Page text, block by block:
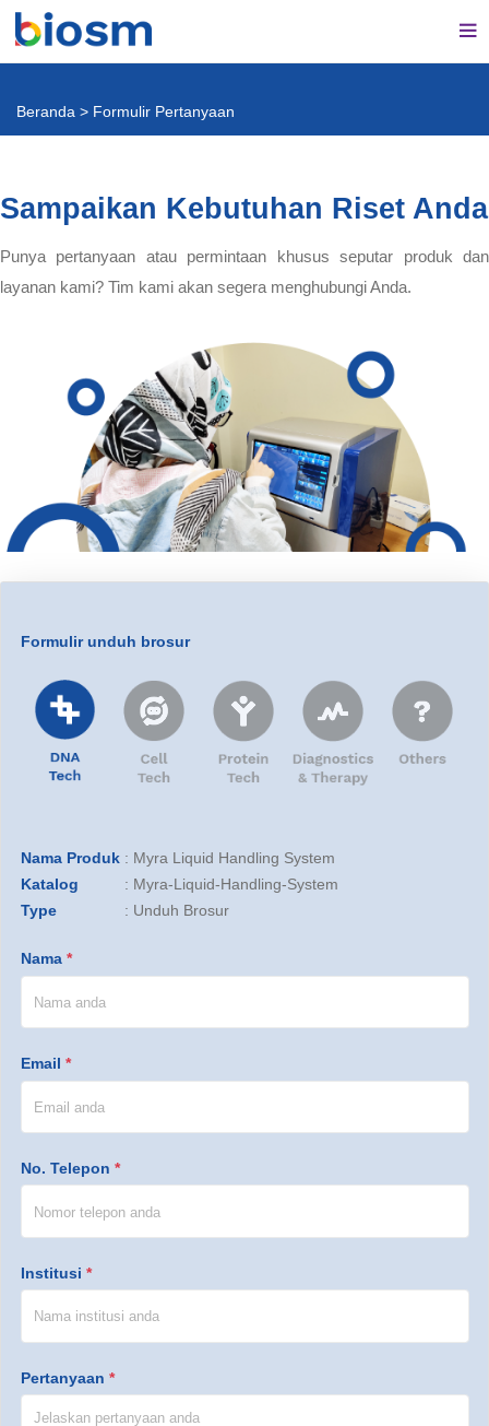
Beranda > Formulir Pertanyaan
Sampaikan Kebutuhan Riset Anda
Punya pertanyaan atau permintaan khusus seputar produk dan
layanan kami? Tim kami akan segera menghubungi Anda.
Formulir unduh brosur
Nama Produk: Myra Liquid Handling System
Katalog
: Myra-Liquid-Handling-System
Type
: Unduh Brosur
Nama *
Email *
No. Telepon *
Institusi *
Pertanyaan *